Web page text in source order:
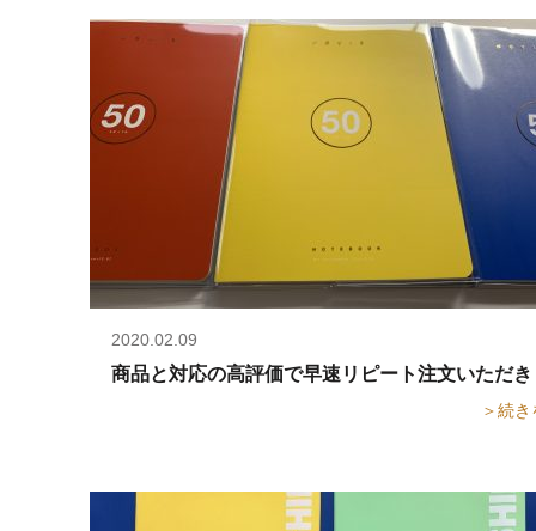
2020.02.09
商品と対応の高評価で早速リピート注文いただ
＞続